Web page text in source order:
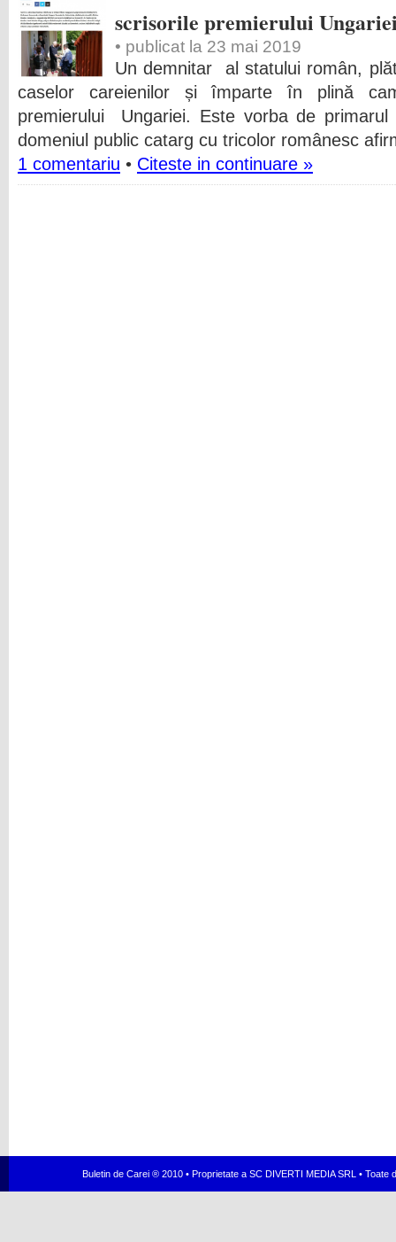
scrisorile premierului
• publicat la 23 mai 2019
Un demnitar al statului român,
caselor careienilor și împarte în plină
premierului Ungariei. Este vorba de
domeniul public catarg cu tricolor românesc
1 comentariu • Citeste in continuare »
Buletin de Carei ® 2010 • Proprietate a SC DIVERTI MEDIA SRL •